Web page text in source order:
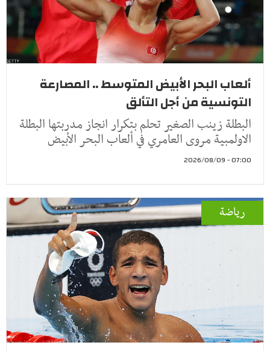
ألعاب البحر الأبيض المتوسط .. المصارعة
التونسية من أجل التألق
البطلة زينب الصغير تحلم بتكرار انجاز مدربتها البطلة
الاولمبية مروى العامري في ألعاب البحر الأبيض
07:00 - 2026/08/09
رياضة